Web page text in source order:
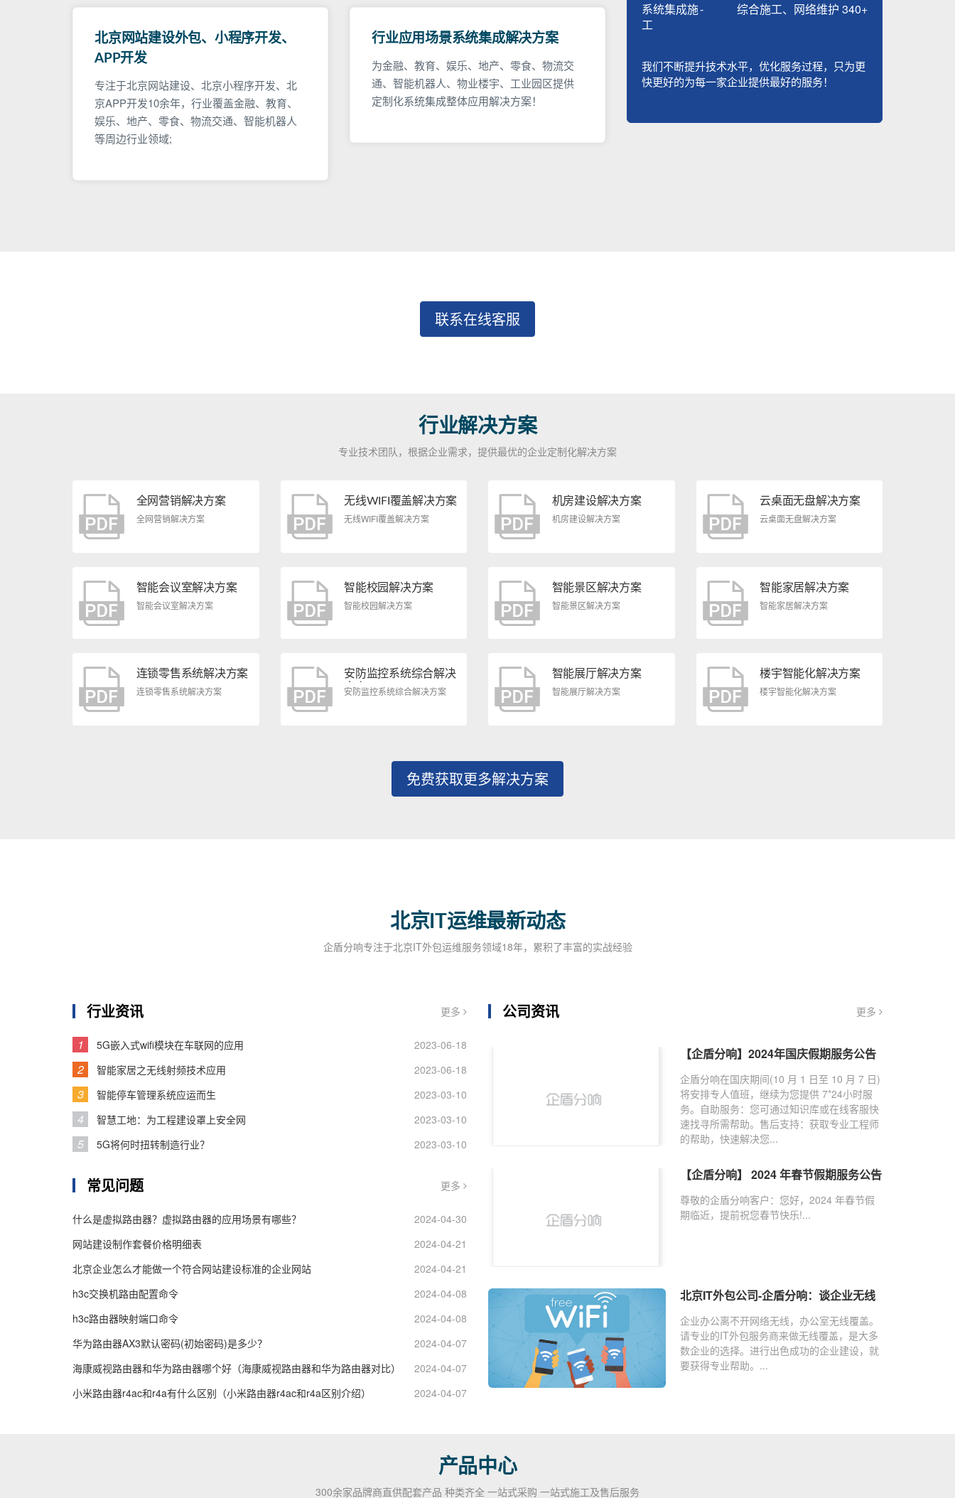
北京网站建设外包、小程序开发、
APP开发
专注于北京网站建设、北京小程序开发、北
京APP开发10余年，行业覆盖金融、教育、
娱乐、地产、零食、物流交通、智能机器人
等周边行业领域;
行业应用场景系统集成解决方案
为金融、教育、娱乐、地产、零食、物流交
通、智能机器人、物业楼宇、工业园区提供
定制化系统集成整体应用解决方案！
系统集成施
工
- 综合施工、网络维护 340+
我们不断提升技术水平，优化服务过程，只为更
快更好的为每一家企业提供最好的服务！
联系在线客服
行业解决方案
专业技术团队，根据企业需求，提供最优的企业定制化解决方案
全网营销解决方案
全网营销解决方案
无线WIFI覆盖解决方案
无线WIFI覆盖解决方案
机房建设解决方案
机房建设解决方案
云桌面无盘解决方案
云桌面无盘解决方案
智能会议室解决方案
智能会议室解决方案
智能校园解决方案
智能校园解决方案
智能景区解决方案
智能景区解决方案
智能家居解决方案
智能家居解决方案
连锁零售系统解决方案
连锁零售系统解决方案
安防监控系统综合解决
方案
安防监控系统综合解决方案
智能展厅解决方案
智能展厅解决方案
楼宇智能化解决方案
楼宇智能化解决方案
免费获取更多解决方案
北京IT运维最新动态
企盾分响专注于北京IT外包运维服务领域18年，累积了丰富的实战经验
更多
行业资讯
1 2023-06-18
5G嵌入式wifi模块在车联网的应用
2 2023-06-18
智能家居之无线射频技术应用
3 2023-03-10
智能停车管理系统应运而生
4 2023-03-10
智慧工地：为工程建设罩上安全网
5 2023-03-10
5G将何时扭转制造行业？
更多
常见问题
2024-04-30
什么是虚拟路由器？虚拟路由器的应用场景有哪些？
2024-04-21
网站建设制作套餐价格明细表
2024-04-21
北京企业怎么才能做一个符合网站建设标准的企业网站
2024-04-08
h3c交换机路由配置命令
2024-04-08
h3c路由器映射端口命令
2024-04-07
华为路由器AX3默认密码(初始密码)是多少？
2024-04-07
海康威视路由器和华为路由器哪个好（海康威视路由器和华为路由器对比）
2024-04-07
小米路由器r4ac和r4a有什么区别（小米路由器r4ac和r4a区别介绍）
更多
公司资讯
【企盾分响】2024年国庆假期服务公告
企盾分响在国庆期间(10 月 1 日至 10 月 7 日)
将安排专人值班，继续为您提供 7*24小时服
务。自助服务：您可通过知识库或在线客服快
速找寻所需帮助。售后支持：获取专业工程师
的帮助，快速解决您...
【企盾分响】 2024 年春节假期服务公告
尊敬的企盾分响客户：您好，2024 年春节假
期临近，提前祝您春节快乐!...
北京IT外包公司-企盾分响：谈企业无线
企业办公离不开网络无线，办公室无线覆盖。
请专业的IT外包服务商来做无线覆盖，是大多
数企业的选择。进行出色成功的企业建设，就
要获得专业帮助。...
产品中心
300余家品牌商直供配套产品 种类齐全 一站式采购 一站式施工及售后服务